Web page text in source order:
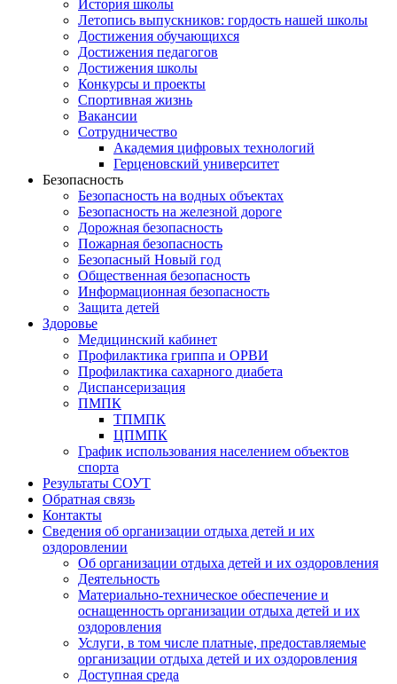
История школы
Летопись выпускников: гордость нашей школы
Достижения обучающихся
Достижения педагогов
Достижения школы
Конкурсы и проекты
Спортивная жизнь
Вакансии
Сотрудничество
Академия цифровых технологий
Герценовский университет
Безопасность
Безопасность на водных объектах
Безопасность на железной дороге
Дорожная безопасность
Пожарная безопасность
Безопасный Новый год
Общественная безопасность
Информационная безопасность
Защита детей
Здоровье
Медицинский кабинет
Профилактика гриппа и ОРВИ
Профилактика сахарного диабета
Диспансеризация
ПМПК
ТПМПК
ЦПМПК
График использования населением объектов
спорта
Результаты СОУТ
Обратная связь
Контакты
Сведения об организации отдыха детей и их
оздоровлении
Об организации отдыха детей и их оздоровления
Деятельность
Материально-техническое обеспечение и
оснащенность организации отдыха детей и их
оздоровления
Услуги, в том числе платные, предоставляемые
организации отдыха детей и их оздоровления
Доступная среда